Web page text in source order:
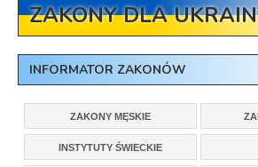
ZAKONY DLA
INFORMATOR ZAKONÓW
ZAKONY MĘSKIE
INSTYTUTY ŚWIECKIE